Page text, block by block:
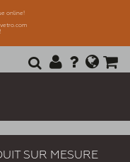
online!
SUR MESURE